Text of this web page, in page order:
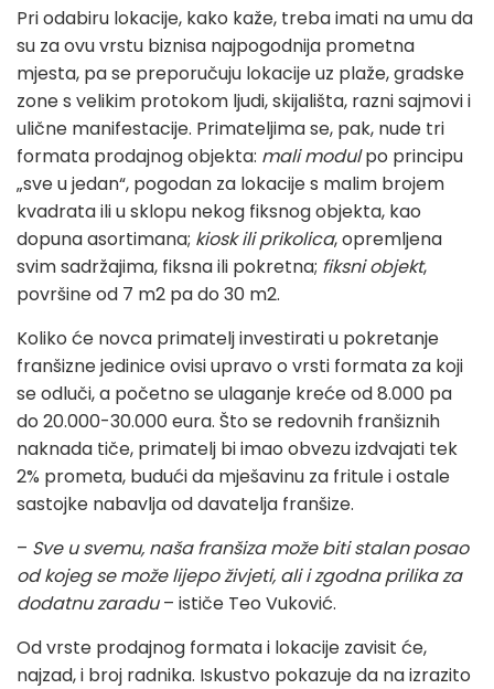
Pri odabiru lokacije, kako kaže, treba imati na umu da
su za ovu vrstu biznisa najpogodnija prometna
mjesta, pa se preporučuju lokacije uz plaže, gradske
zone s velikim protokom ljudi, skijališta, razni sajmovi i
ulične manifestacije. Primateljima se, pak, nude tri
formata prodajnog objekta: mali modulpo principu
„sve u jedan“, pogodan za lokacije s malim brojem
kvadrata ili u sklopu nekog fiksnog objekta, kao
dopuna asortimana; kiosk ili prikolica, opremljena
svim sadržajima, fiksna ili pokretna; fiksni objekt,
površine od 7 m2 pa do 30 m2.
Koliko će novca primatelj investirati u pokretanje
franšizne jedinice ovisi upravo o vrsti formata za koji
se odluči, a početno se ulaganje kreće od 8.000 pa
do 20.000-30.000 eura. Što se redovnih franšiznih
naknada tiče, primatelj bi imao obvezu izdvajati tek
2% prometa, budući da mješavinu za fritule i ostale
sastojke nabavlja od davatelja franšize.
– Sve u svemu, naša franšiza može biti stalan posao
od kojeg se može lijepo živjeti, ali i zgodna prilika za
dodatnu zaradu– ističe Teo Vuković.
Od vrste prodajnog formata i lokacije zavisit će,
najzad, i broj radnika. Iskustvo pokazuje da na izrazito